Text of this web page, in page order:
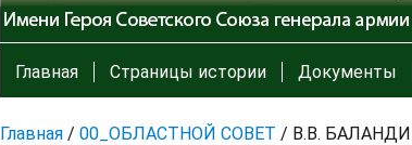
Главная Страницы истории Документы
Главная / 00_ОБЛАСТНОЙ СОВЕТ / В.В.